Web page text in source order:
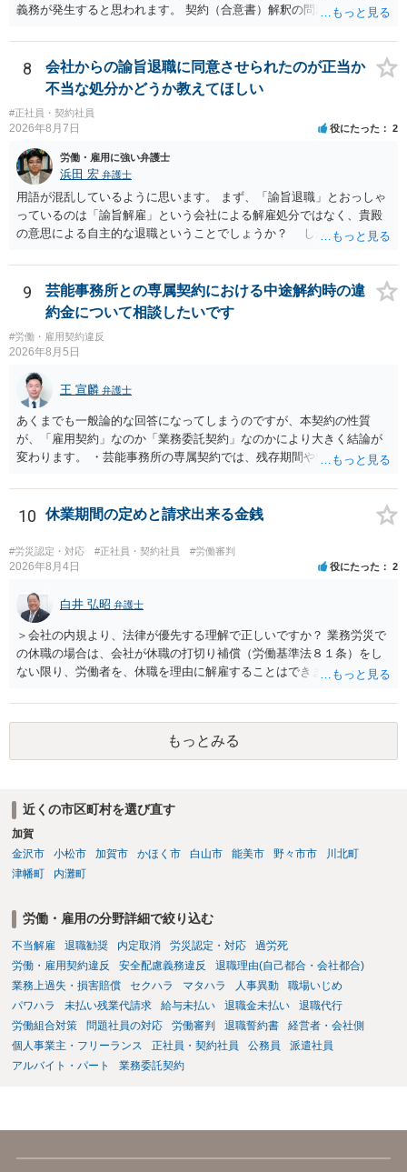
義務が発生すると思われます。 契約（合意書）解釈の問題ですので、
場合、最寄りの法律事務所で相談されることを検討ください。
8
会社からの諭旨退職に同意させられたのが正当か
不当な処分かどうか教えてほしい
#正社員・契約社員
2026年8月7日 役にたった 2
労働・雇用に強い弁護士
浜田 宏 弁護士
用語が混乱しているように思います。 まず、「諭旨退職」とおっしゃ
っているのは「諭旨解雇」という会社による解雇処分ではなく、貴殿
の意思による自主的な退職ということでしょうか？ しかし、記載さ
す。 その場合、解雇には客観的で合理的な理由が必要であり、かつ
解雇という処分が社会通念上相当と認められない限り、解雇は無効で
す。 結局、貴殿のネット炎上の内容や原因、勤務先に与えた影響な
どを具体的に検討しなければ、何とも申し上げることができません。
また、育児休業法関係の問題もあるかもしれません。 ある程度労働
法に関する専門的な知識が必要な事案ですので、一度、お近くの弁護
士にご相談下さい。
9
芸能事務所との専属契約における中途解約時の違
約金について相談したいです
#労働・雇用契約違反
2026年8月5日
王 宣麟 弁護士
あくまでも一般論的な回答になってしまうのですが、本契約の性質
が、「雇用契約」なのか「業務委託契約」なのかにより大きく結論が
変わります。 ・芸能事務所の専属契約では、残存期間や報酬額、投下
務上よくあるからといって当然に適法という意味ではなく、実際の損
害との対応関係や合理性が重要です。 ・違約金に上限がなくても、常
基法16条で無効となる余地があり、そうでなくても、金額が事務所の
損害と比べて過大なら無効や減額が争点になります。 ・契約前の修正
ースにする、算定根拠を明確化する、違約金ではなく「合理的な実
費・未回収費用のみ」に限定する、などが典型です。 ・弁護士に契約
前に契約書の内容をレビューしてもらう価値は十分にあると思われま
す。 争点は、契約類型が雇用か業務委託か、実態として労働者性があ
るか、解除事由が双方にどう定められているか、違約金の算定根拠が
をお勧めします。 ・事務所側の解除でも、解除理由によってはタレン
は、合理性や対価性を欠くとして争いやすいです。逆に、タレント側
の重大な契約違反がある場合は、実損害の範囲で請求される可能性は
あります。
10 休業期間の定めと請求出来る金銭
#労災認定・対応 #正社員・契約社員 #労働審判
2026年8月4日 役にたった 2
白井 弘昭 弁護士
＞会社の内規より、法律が優先する理解で正しいですか？ 業務労災で
の休職の場合は、会社が休職の打切り補償（労働基準法８１条）をし
ない限り、労働者を、休職を理由に解雇することはできません（労働
期間満了による退職は、業務労災への適用はありませんので、ご安心
ください。 仮に会社が打切り補償をせずに解雇した場合は、不当解雇
に当たります。 ＞労災の休業補償と、所得補償保険の保険金とは別
に、受け取れる金銭はありますでしょうか？ 業務労災の場合は、会社
責任（治療費、通院慰謝料、入院費、入院慰謝料、後遺障害慰謝料、
逸失利益等）が認められる可能性が高いと思われます。 また、業務労
災での第三者行為傷害（同僚の不注意等による事故）の場合は、当該
第三者の賠償責任も考えられます。 労災で支払われた分は、損害額か
ら控除（損益相殺）されますが、それを超えた部分は、会社もしく
要になると思います（良い会社でしたら、自ら話してくると思います
が・・・）。極めて専門的な話ですので、詳細もしくは対応を最寄り
の弁護士にご相談ください。 以上、ご参考まで。
もっとみる
近くの市区町村を選び直す
加賀
金沢市
小松市 加賀市 かほく市 白山市 能美市 野々市市
川北町
津幡町
内灘町
労働・雇用の分野詳細で絞り込む
不当解雇 退職勧奨 内定取消 労災認定・対応
過労死
労働・雇用契約違反
安全配慮義務違反
退職理由(自己都合・会社都合)
業務上過失・損害賠償
セクハラ マタハラ 人事異動
職場いじめ
パワハラ
未払い残業代請求 給与未払い 退職金未払い
退職代行
労働組合対策
問題社員の対応 労働審判 退職誓約書
経営者・会社側
個人事業主・フリーランス
正社員・契約社員 公務員
派遣社員
アルバイト・パート
業務委託契約